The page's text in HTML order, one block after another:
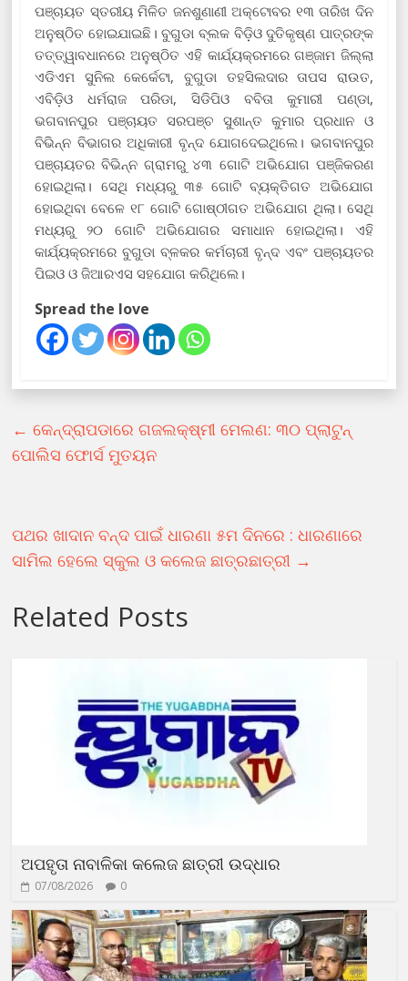
ପଞ୍ଚାୟତ ସ୍ତରୀୟ ମିଳିତ ଜନଶୁଣାଣୀ ଅକ୍ଟୋବର ୧୩ ତାରିଖ ଦିନ
ଅନୁଷ୍ଠିତ ହୋଇଯାଇଛି। ବୁଗୁଡା ବ୍ଲକ ବିଡ଼ିଓ ଦୁତିକୃଷ୍ଣ ପାତ୍ରଙ୍କ
ତତ୍ତ୍ୱାବଧାନରେ ଅନୁଷ୍ଠିତ ଏହି କାର୍ଯ୍ୟକ୍ରମରେ ଗଞ୍ଜାମ ଜିଲ୍ଲା
ଏଡିଏମ ସୁନିଲ କେର୍କେଟା, ବୁଗୁଡା ତହସିଲଦାର ତାପସ ରାଉତ,
ଏବିଡ଼ିଓ ଧର୍ମରାଜ ପରିଡା, ସିଡିପିଓ ବବିତା କୁମାରୀ ପଣ୍ଡା,
ଭଗବାନପୁର ପଞ୍ଚାୟତ ସରପଞ୍ଚ ସୁଶାନ୍ତ କୁମାର ପ୍ରଧାନ ଓ
ବିଭିନ୍ନ ବିଭାଗର ଅଧିକାରୀ ବୃନ୍ଦ ଯୋଗଦେଇଥିଲେ। ଭଗବାନପୁର
ପଞ୍ଚାୟତର ବିଭିନ୍ନ ଗ୍ରାମରୁ ୪୩ ଗୋଟି ଅଭିଯୋଗ ପଞ୍ଜିକରଣ
ହୋଇଥିଲା। ସେଥି ମଧ୍ୟରୁ ୩୫ ଗୋଟି ବ୍ୟକ୍ତିଗତ ଅଭିଯୋଗ
ହୋଇଥିବା ବେଳେ ୧୮ ଗୋଟି ଗୋଷ୍ଠୀଗତ ଅଭିଯୋଗ ଥିଲା। ସେଥି
ମଧ୍ୟରୁ ୨୦ ଗୋଟି ଅଭିଯୋଗର ସମାଧାନ ହୋଇଥିଲା। ଏହି
କାର୍ଯ୍ୟକ୍ରମରେ ବୁଗୁଡା ବ୍ଳକର କର୍ମଚାରୀ ବୃନ୍ଦ ଏବଂ ପଞ୍ଚାୟତର
ପିଇଓ ଓ ଜିଆରଏସ ସହଯୋଗ କରିଥିଲେ।
Spread the love
← କେନ୍ଦ୍ରାପଡାରେ ଗଜଲକ୍ଷ୍ମୀ ମେଲଣ: ୩୦ ପ୍ଲାଟୁନ୍
ପୋଲିସ ଫୋର୍ସ ମୁତୟନ
ପଥର ଖାଦାନ ବନ୍ଦ ପାଇଁ ଧାରଣା ୫ମ ଦିନରେ : ଧାରଣାରେ
ସାମିଲ ହେଲେ ସ୍କୁଲ ଓ କଲେଜ ଛାତ୍ରଛାତ୍ରୀ →
Related Posts
ଅପହୃତା ନାବାଳିକା କଲେଜ ଛାତ୍ରୀ ଉଦ୍ଧାର
07/08/2026 0